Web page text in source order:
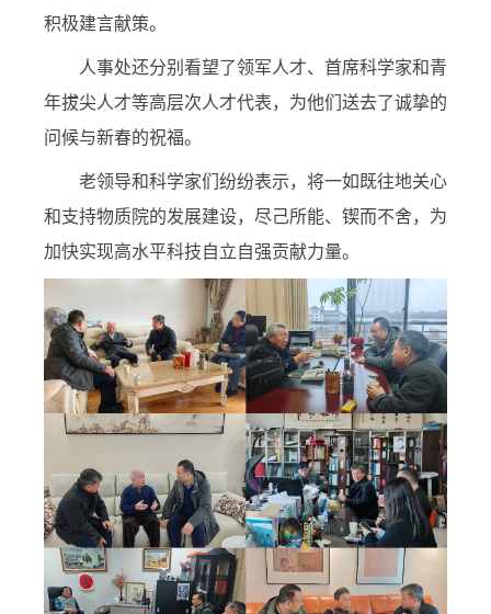
积极建言献策。
人事处还分别看望了领军人才、首席科学家和青
年拔尖人才等高层次人才代表，为他们送去了诚挚的
问候与新春的祝福。
老领导和科学家们纷纷表示，将一如既往地关心
和支持物质院的发展建设，尽己所能、锲而不舍，为
加快实现高水平科技自立自强贡献力量。